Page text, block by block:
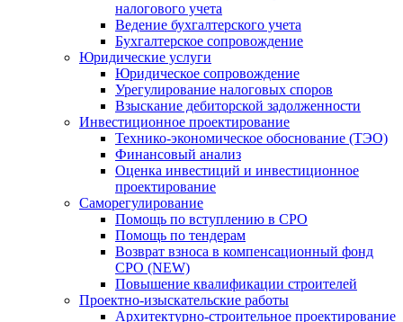
налогового учета
Ведение бухгалтерского учета
Бухгалтерское сопровождение
Юридические услуги
Юридическое сопровождение
Урегулирование налоговых споров
Взыскание дебиторской задолженности
Инвестиционное проектирование
Технико-экономическое обоснование (ТЭО)
Финансовый анализ
Оценка инвестиций и инвестиционное
проектирование
Саморегулирование
Помощь по вступлению в СРО
Помощь по тендерам
Возврат взноса в компенсационный фонд
СРО (NEW)
Повышение квалификации строителей
Проектно-изыскательские работы
Архитектурно-строительное проектирование